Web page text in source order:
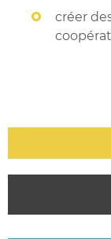
créer